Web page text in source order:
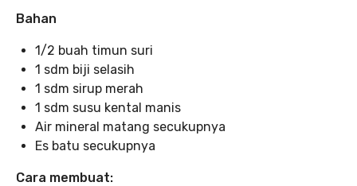
Bahan
1/2 buah timun suri
1 sdm biji selasih
1 sdm sirup merah
1 sdm susu kental manis
Air mineral matang secukupnya
Es batu secukupnya
Cara membuat: